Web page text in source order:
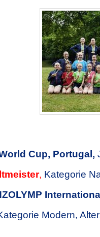
Cup, Portugal,
, Kategorie
Modern,